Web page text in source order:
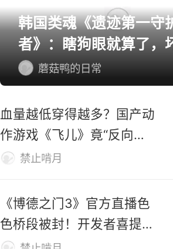
韩国类魂《遗迹第一守
者》：瞎狗眼就算了，
怎么个事！
蘑菇鸭的日常
血量越低穿得越多？国产动
作游戏《飞儿》竟“反向爆
衣” 禁止啃月
《博德之门3》官方直播色
色桥段被封！开发者喜提荣
誉勋章